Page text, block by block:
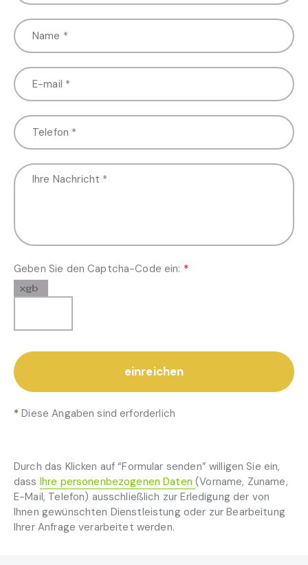
Geben Sie den Captcha-Code ein: *
* Diese Angaben sind erforderlich
Durch das Klicken auf “Formular senden” willigen Sie ein,
dass Ihre personenbezogenen Daten(Vorname, Zuname,
E-Mail, Telefon) ausschließlich zur Erledigung der von
Ihnen gewünschten Dienstleistung oder zur Bearbeitung
Ihrer Anfrage verarbeitet werden.